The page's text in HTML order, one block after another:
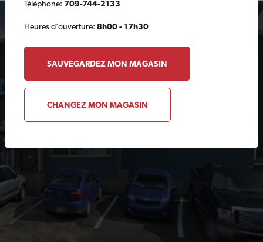
Votre magasin TIMBER
Téléphone: 709-744-2133
Heures d'ouverture: 8h00 - 17h30
SAUVEGARDEZ MON MAGASIN
CHANGEZ MON MAGASIN